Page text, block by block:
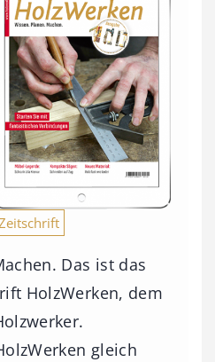
Das ist das
HolzWerken, dem
gleich